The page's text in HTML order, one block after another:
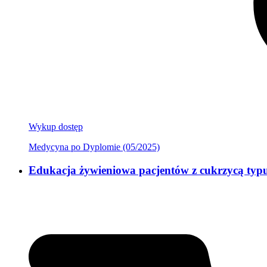
Wykup dostęp
Medycyna po Dyplomie (05/2025)
Edukacja żywieniowa pacjentów z cukrzycą